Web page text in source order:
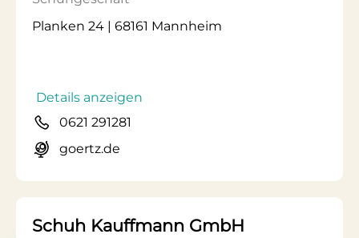
Planken 24 | 68161 Mannheim
Details anzeigen
0621 291281
goertz.de
Schuh Kauffmann GmbH